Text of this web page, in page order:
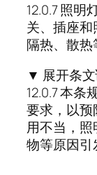
12.0.7 照明
关、插座
隔热、散热
▼ 展开条
12.0.7 本条
要求，以预
用不当，
物等原因引